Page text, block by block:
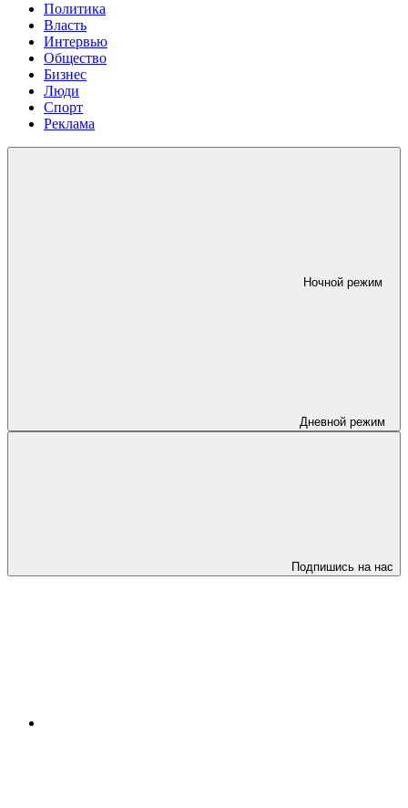
Политика
Власть
Интервью
Общество
Бизнес
Люди
Спорт
Реклама
Ночной режим
Дневной режим
Подпишись на нас